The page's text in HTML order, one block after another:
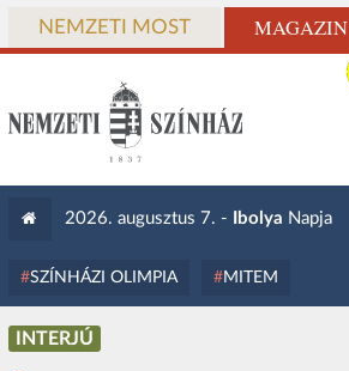
NEMZETI MOST MAGAZIN
2026. augusztus 7. - Ibolya Napja
SZÍNHÁZI OLIMPIA MITEM
INTERJÚ